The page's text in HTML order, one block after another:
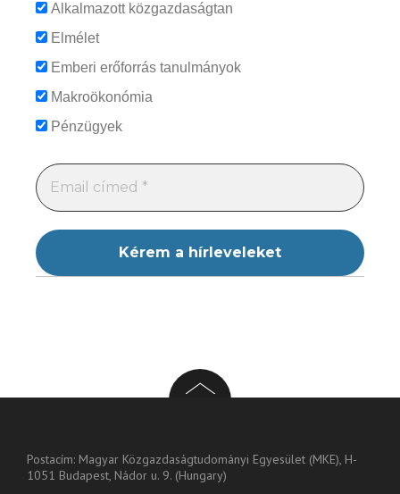
Alkalmazott közgazdaságtan
Elmélet
Emberi erőforrás tanulmányok
Makroökonómia
Pénzügyek
Postacím: Magyar Közgazdaságtudományi Egyesület (MKE), H-
1051 Budapest, Nádor u. 9. (Hungary)